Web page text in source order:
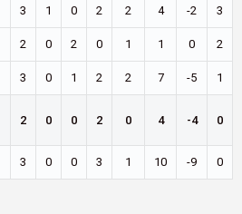
3 1 0 2 2 4 -2 3
2 0 2 0 1 1 0 2
3 0 1 2 2 7 -5 1
2 0 0 2 0 4 -4 0
3 0 0 3 1 10 -9 0